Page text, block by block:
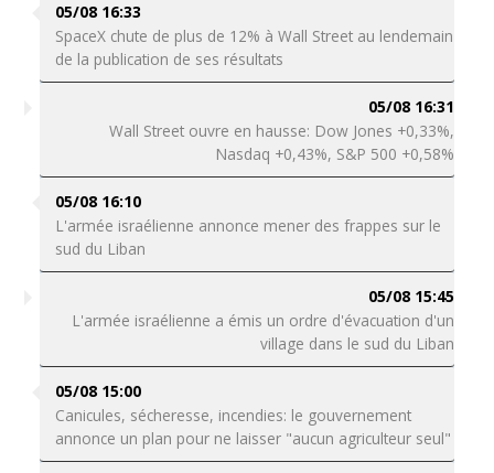
05/08 16:33
SpaceX chute de plus de 12% à Wall Street au lendemain
de la publication de ses résultats
05/08 16:31
Wall Street ouvre en hausse: Dow Jones +0,33%,
Nasdaq +0,43%, S&P 500 +0,58%
05/08 16:10
L'armée israélienne annonce mener des frappes sur le
sud du Liban
05/08 15:45
L'armée israélienne a émis un ordre d'évacuation d'un
village dans le sud du Liban
05/08 15:00
Canicules, sécheresse, incendies: le gouvernement
annonce un plan pour ne laisser "aucun agriculteur seul"